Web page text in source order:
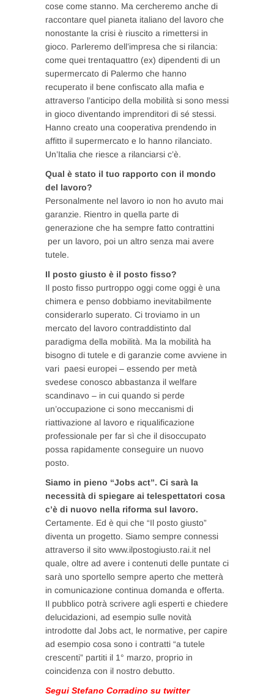
cose come stanno. Ma cercheremo anche di
raccontare quel pianeta italiano del lavoro che
nonostante la crisi è riuscito a rimettersi in
gioco. Parleremo dell’impresa che si rilancia:
come quei trentaquattro (ex) dipendenti di un
supermercato di Palermo che hanno
recuperato il bene confiscato alla mafia e
attraverso l’anticipo della mobilità si sono messi
in gioco diventando imprenditori di sé stessi.
Hanno creato una cooperativa prendendo in
affitto il supermercato e lo hanno rilanciato.
Un’Italia che riesce a rilanciarsi c’è.
Qual è stato il tuo rapporto con il mondo
del lavoro?
Personalmente nel lavoro io non ho avuto mai
garanzie. Rientro in quella parte di
generazione che ha sempre fatto contrattini
per un lavoro, poi un altro senza mai avere
tutele.
Il posto giusto è il posto fisso?
Il posto fisso purtroppo oggi come oggi è una
chimera e penso dobbiamo inevitabilmente
considerarlo superato. Ci troviamo in un
mercato del lavoro contraddistinto dal
paradigma della mobilità. Ma la mobilità ha
bisogno di tutele e di garanzie come avviene in
vari paesi europei – essendo per metà
svedese conosco abbastanza il welfare
scandinavo – in cui quando si perde
un’occupazione ci sono meccanismi di
riattivazione al lavoro e riqualificazione
professionale per far sì che il disoccupato
possa rapidamente conseguire un nuovo
posto.
Siamo in pieno “Jobs act”. Ci sarà la
necessità di spiegare ai telespettatori cosa
c’è di nuovo nella riforma sul lavoro.
Certamente. Ed è qui che “Il posto giusto”
diventa un progetto. Siamo sempre connessi
attraverso il sito www.ilpostogiusto.rai.it nel
quale, oltre ad avere i contenuti delle puntate ci
sarà uno sportello sempre aperto che metterà
in comunicazione continua domanda e offerta.
Il pubblico potrà scrivere agli esperti e chiedere
delucidazioni, ad esempio sulle novità
introdotte dal Jobs act, le normative, per capire
ad esempio cosa sono i contratti “a tutele
crescenti” partiti il 1° marzo, proprio in
coincidenza con il nostro debutto.
Segui Stefano Corradino su twitter